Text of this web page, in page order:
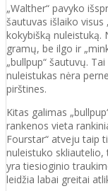
„Walther“ pavyko
šautuvas išlaiko visus
kokybišką nuleistuką.
gramų, be ilgo ir
„bullpup“ šautuvų.
nuleistukas nėra
pirštines.
Kitas galimas
rankenos vieta
Fourstar“ atveju taip
nuleistuko skliautelio,
yra tiesioginio
leidžia labai greitai